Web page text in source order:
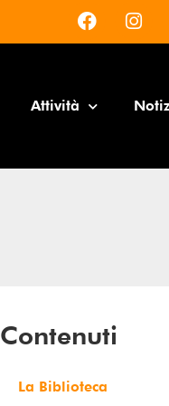
Attività
Contenuti
La Biblioteca